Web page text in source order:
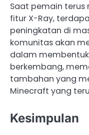
Saat pemain terus
fitur X-Ray,
peningkatan di
komunitas akan
dalam
berkembang,
tambahan yang
Minecraft yang
Kesimpulan